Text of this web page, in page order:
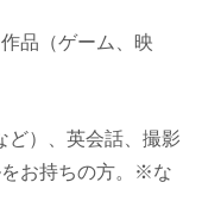
品（ゲーム、映
ど）、英会話、撮影
お持ちの方。※な